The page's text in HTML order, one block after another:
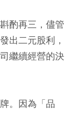
酌再三，儘管
出二元股利，
繼續經營的決
。因為「品